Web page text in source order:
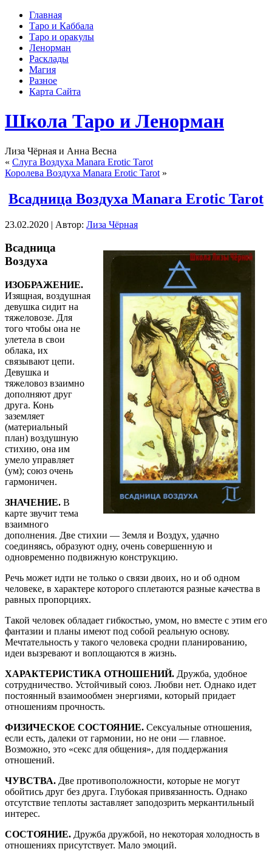
Главная
Таро и Каббала
Таро и оракулы
Ленорман
Расклады
Магия
Разное
Карта Сайта
Школа Таро и Ленорман
Лиза Чёрная и Анна Весна
« Слуга Воздуха Manara Erotic Tarot
Королева Воздуха Manara Erotic Tarot »
Всадница Воздуха Manara Erotic Tarot
23.02.2020 | Автор: Лиза Чёрная
Всадница
Воздуха
ИЗОБРАЖЕНИЕ.
Изящная, воздушная
девушка сидит на
тяжеловозе. Для
того чтобы она не
улетела в свои
облака, их
связывают цепи.
Девушка и
тяжеловоз взаимно
дополняют друг
друга. Конь
заземляет
(материальный
план) воздушную
стихию, она им
умело управляет
(ум); союз очень
гармоничен.
ЗНАЧЕНИЕ. В
карте звучит тема
взаимного
дополнения. Две стихии — Земля и Воздух, удачно
соединяясь, образуют одну, очень совершенную и
одновременно подвижную конструкцию.
Речь может идти не только о связи двоих, но и об одном
человеке, в характере которого сплетаются разные качества в
равных пропорциях.
Такой человек обладает гибкостью, умом, но вместе с этим его
фантазии и планы имеют под собой реальную основу.
Мечтательность у такого человека сродни планированию,
идеи вызревают и воплощаются в жизнь.
ХАРАКТЕРИСТИКА ОТНОШЕНИЙ. Дружба, удобное
сотрудничество. Устойчивый союз. Любви нет. Однако идет
постоянный взаимообмен энергиями, который придает
отношениям прочность.
ФИЗИЧЕСКОЕ СОСТОЯНИЕ. Сексуальные отношения,
если есть, далеки от гармонии, но не они — главное.
Возможно, это «секс для общения», для поддержания
отношений.
ЧУВСТВА. Две противоположности, которые не могут
обойтись друг без друга. Глубокая привязанность. Однако
отсутствие теплоты заставляет заподозрить меркантильный
интерес.
СОСТОЯНИЕ. Дружба дружбой, но некоторая холодность в
отношениях присутствует. Мало эмоций.